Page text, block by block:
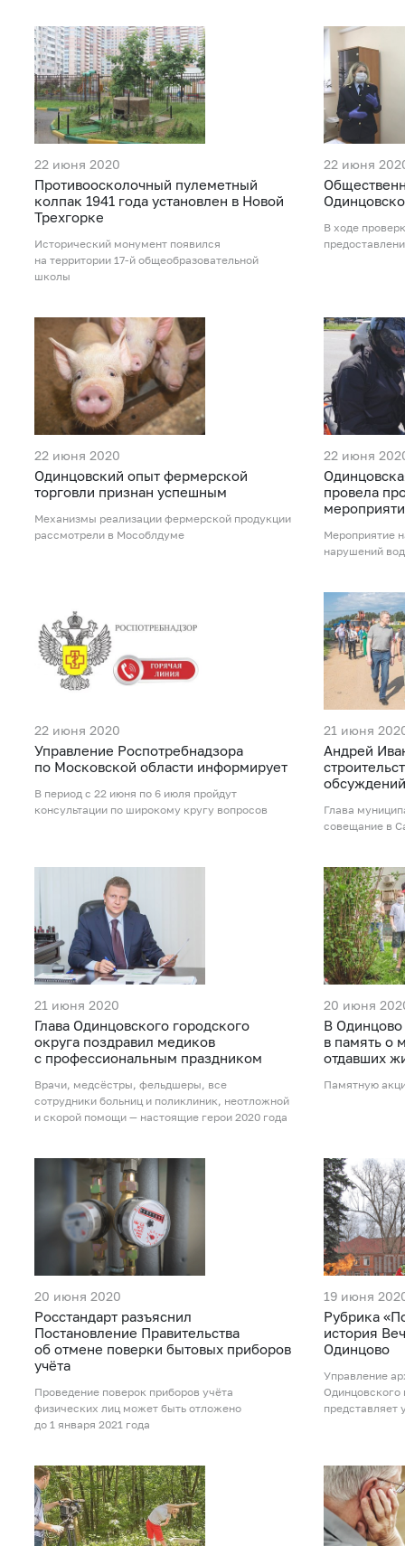
22 июня 2020
Противоосколочный пулеметный
колпак 1941 года установлен в Новой
Трехгорке
Исторический монумент появился
на территории 17-й общеобразовательной
школы
22 июня
В ходе
22 июня 2020
Одинцовский опыт фермерской
торговли признан успешным
Механизмы реализации фермерской продукции
рассмотрели в Мособлдуме
22 июня
провела
Мероприятие
нарушений
22 июня 2020
Управление Роспотребнадзора
по Московской области информирует
В период с 22 июня по 6 июля пройдут
консультации по широкому кругу вопросов
21 июня
Андрей
Глава
совещание в
21 июня 2020
Глава Одинцовского городского
округа поздравил медиков
с профессиональным праздником
Врачи, медсёстры, фельдшеры, все
сотрудники больниц и поликлиник, неотложной
и скорой помощи — настоящие герои 2020 года
20 июня
В
в память о
отдавших
Памятную
20 июня 2020
Росстандарт разъяснил
Постановление Правительства
об отмене поверки бытовых приборов
учёта
Проведение поверок приборов учёта
физических лиц может быть отложено
до 1 января 2021 года
19 июня
Рубрика
история
Одинцово
Управление
Одинцовского
представляет